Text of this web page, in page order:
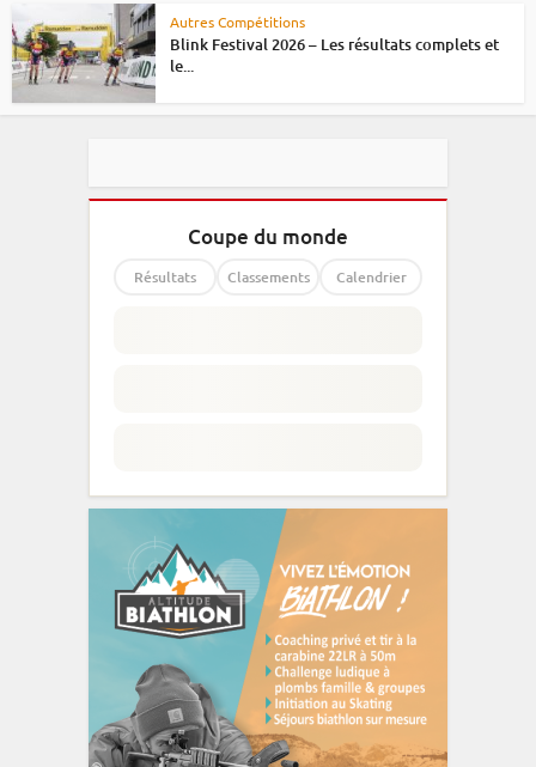
Autres Compétitions
Blink Festival 2026 – Les résultats complets et
le...
Coupe du monde
Résultats Classements Calendrier